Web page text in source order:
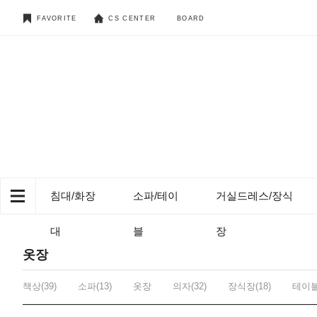
FAVORITE CS CENTER BOARD
침대/화장
대
소파/테이
블
거실드레스/장식
장
옷장
책상(39) 소파(13) 옷장 의자(32) 장식장(18) 테이